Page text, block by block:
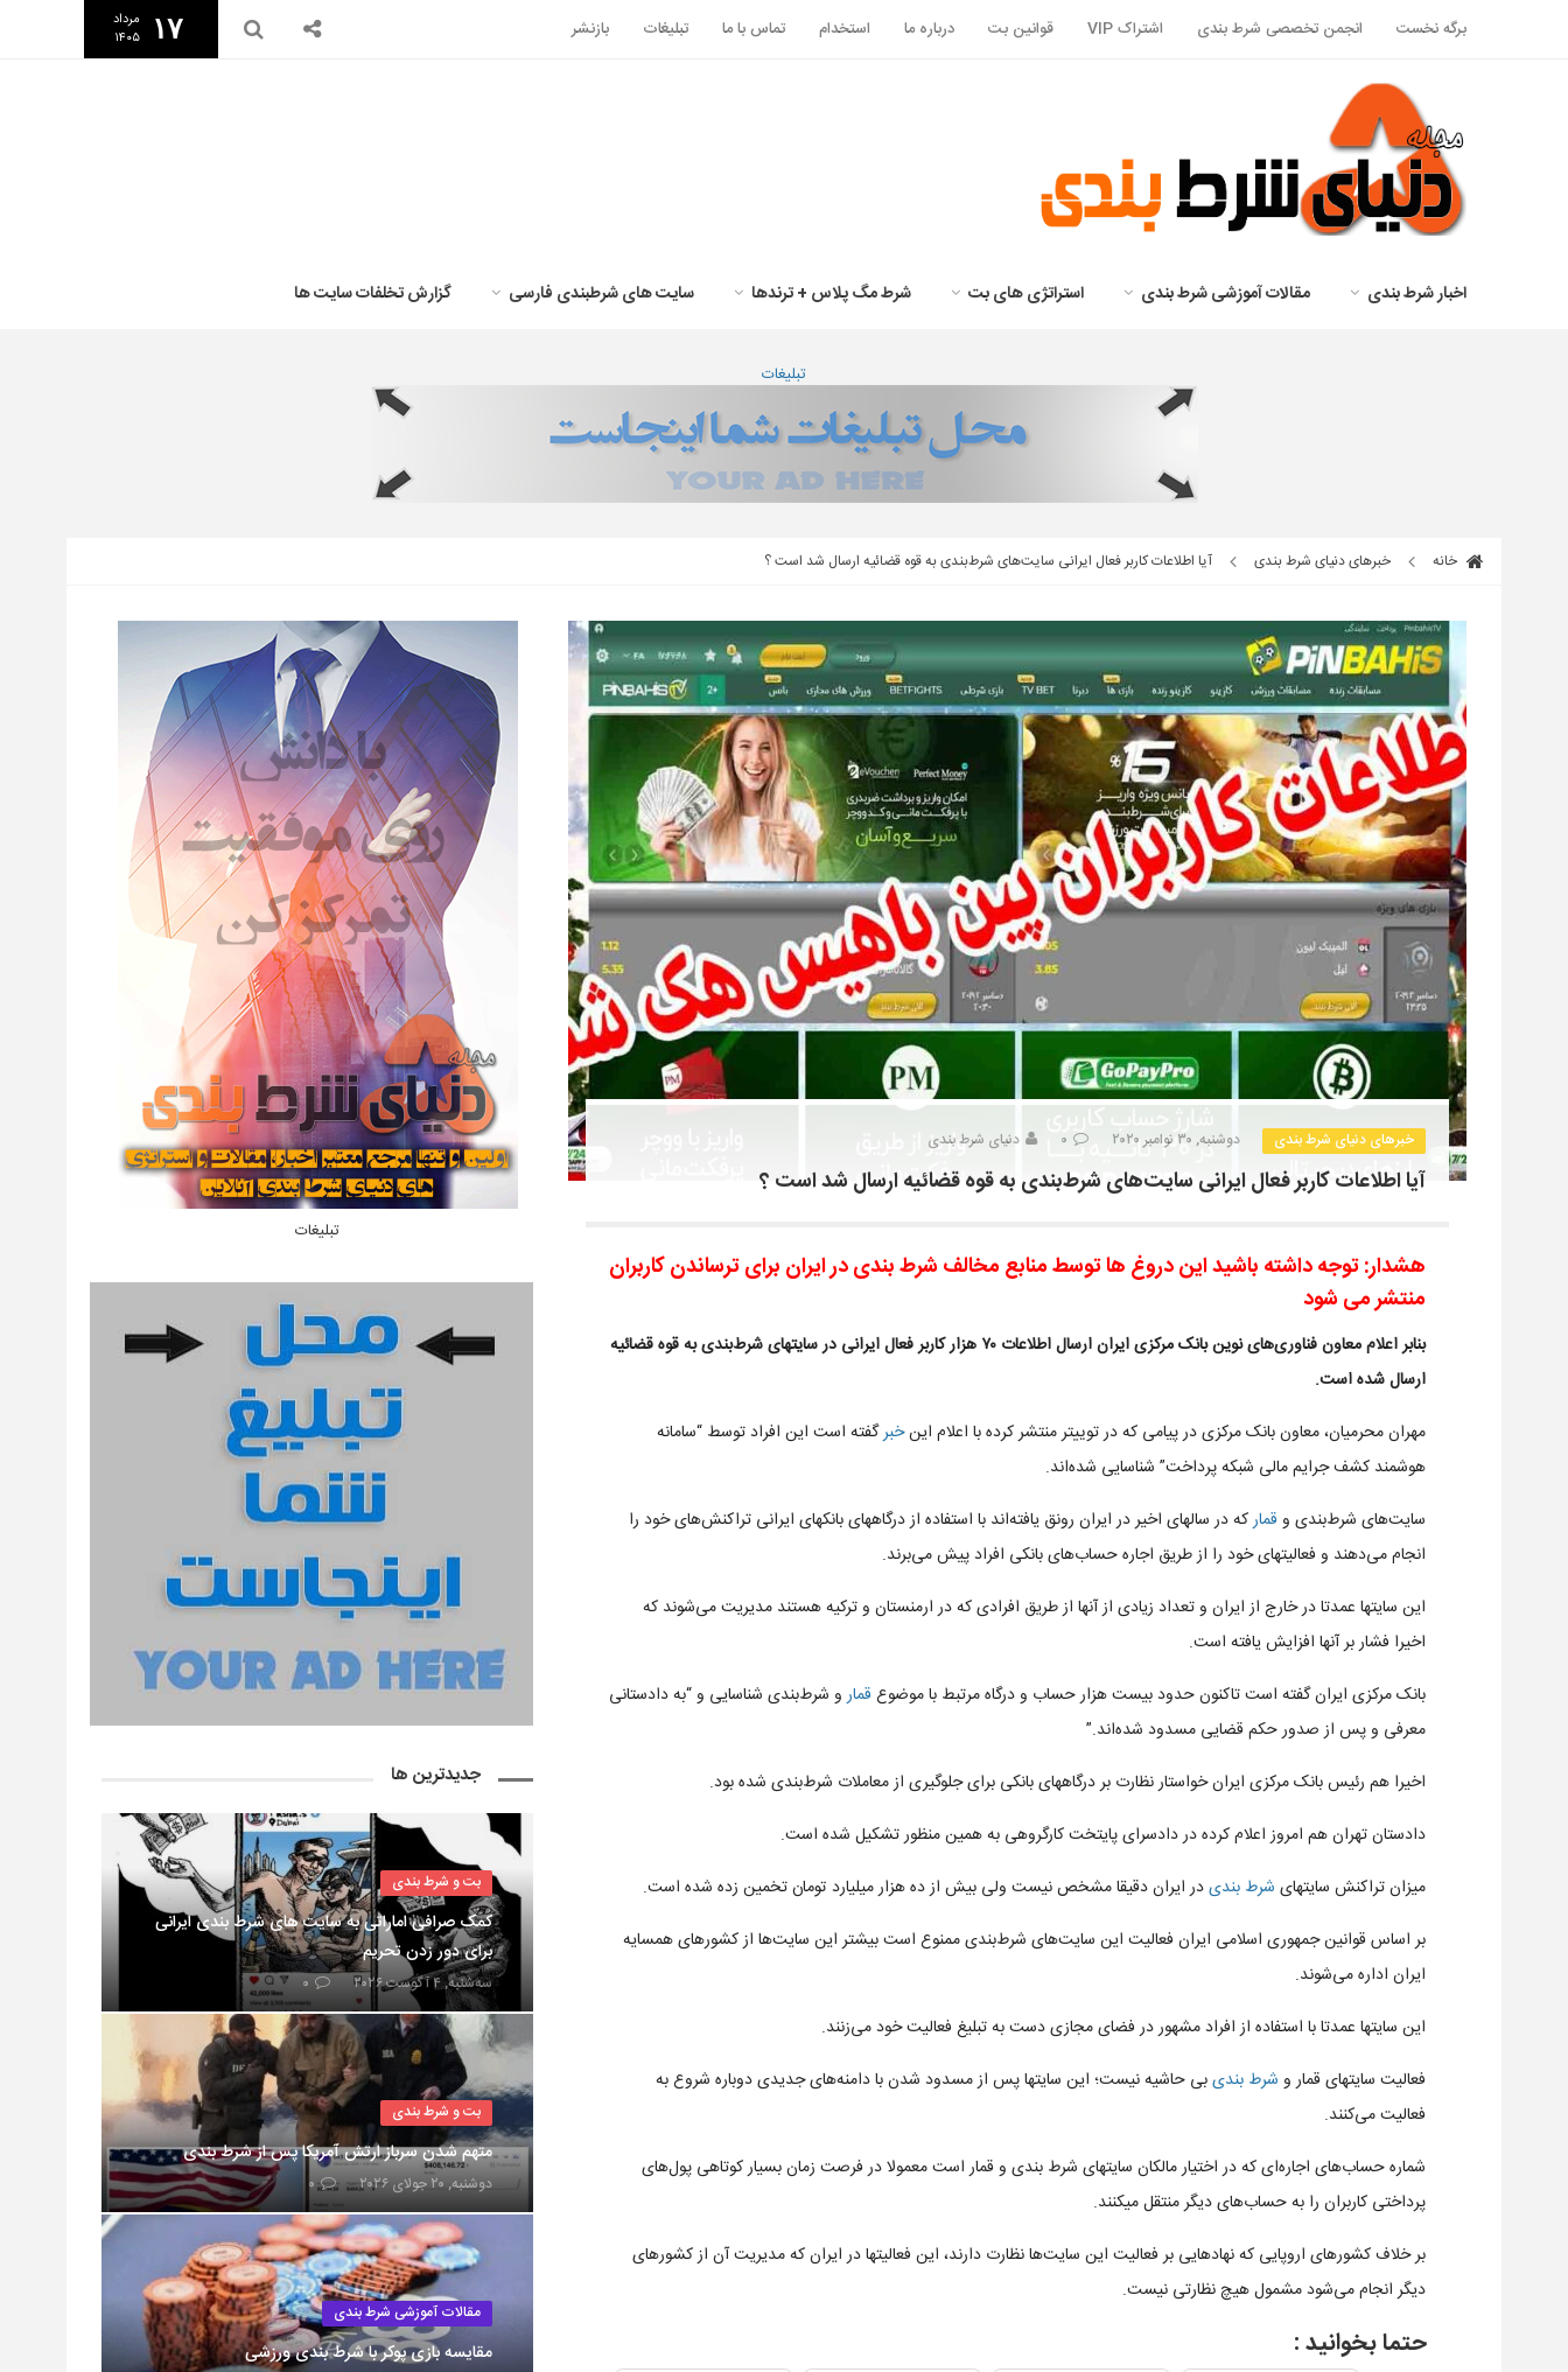
برگه نخست انجمن تخصصی شرط بندی اشتراک VIP قوانین بت درباره ما استخدام تماس با ما تبلیغات بازنشر ۱۷
مرداد
۱۴۰۵
اخبار شرط بندی مقالات آموزشی شرط بندی استراتژی های بت شرط مگ پلاس + ترندها سایت های شرطبندی فارسی گزارش تخلفات سایت ها
تبلیغات
خانه خبرهای دنیای شرط بندی آیا اطلاعات کاربر فعال ایرانی سایت‌های شرط‌بندی به قوه قضائیه ارسال شد است ؟
خبرهای دنیای شرط بندی دوشنبه, ۳۰ نوامبر ۲۰۲۰ ۰ دنیای شرط بندی
آیا اطلاعات کاربر فعال ایرانی سایت‌های شرط‌بندی به قوه قضائیه ارسال شد است ؟
هشدار: توجه داشته باشید این دروغ ها توسط منابع مخالف شرط بندی در ایران برای ترساندن کاربران
منتشر می شود
بنابر اعلام معاون فناوری‌های نوین بانک مرکزی ایران ارسال اطلاعات ۷۰ هزار کاربر فعال ایرانی در سایتهای شرط‌بندی به قوه قضائیه
ارسال شده است.
مهران محرمیان، معاون بانک مرکزی در پیامی که در توییتر منتشر کرده با اعلام اینخبرگفته است این افراد توسط “سامانه
هوشمند کشف جرایم مالی شبکه پرداخت” شناسایی شده‌اند.
سایت‌های شرط‌بندی و قمارکه در سالهای اخیر در ایران رونق یافته‌اند با استفاده از درگاههای بانکهای ایرانی تراکنش‌های خود را
انجام می‌دهند و فعالیتهای خود را از طریق اجاره حساب‌های بانکی افراد پیش می‌برند.
این سایتها عمدتا در خارج از ایران و تعداد زیادی از آنها از طریق افرادی که در ارمنستان و ترکیه هستند مدیریت می‌شوند که
اخیرا فشار بر آنها افزایش یافته است.
بانک مرکزی ایران گفته است تاکنون حدود بیست هزار حساب و درگاه مرتبط با موضوع قمار و شرط‌بندی شناسایی و “به دادستانی
معرفی و پس از صدور حکم قضایی مسدود شده‌اند.”
اخیرا هم رئیس بانک مرکزی ایران خواستار نظارت بر درگاههای بانکی برای جلوگیری از معاملات شرط‌بندی شده بود.
دادستان تهران هم امروز اعلام کرده در دادسرای پایتخت کارگروهی به همین منظور تشکیل شده است.
میزان تراکنش سایتهای شرط بندیدر ایران دقیقا مشخص نیست ولی بیش از ده هزار میلیارد تومان تخمین زده شده است.
بر اساس قوانین جمهوری اسلامی ایران فعالیت این سایت‌های شرط‌بندی ممنوع است بیشتر این سایت‌ها از کشورهای همسایه
ایران اداره می‌شوند.
این سایتها عمدتا با استفاده از افراد مشهور در فضای مجازی دست به تبلیغ فعالیت خود می‌زنند.
فعالیت سایتهای قمار و شرط بندیبی حاشیه نیست؛ این سایتها پس از مسدود شدن با دامنه‌های جدیدی دوباره شروع به
فعالیت می‌کنند.
شماره حساب‌های اجاره‌ای که در اختیار مالکان سایتهای شرط بندی و قمار است معمولا در فرصت زمان بسیار کوتاهی پول‌های
پرداختی کاربران را به حساب‌های دیگر منتقل میکنند.
بر خلاف کشورهای اروپایی که نهادهایی بر فعالیت این سایت‌ها نظارت دارند، این فعالیتها در ایران که مدیریت آن از کشورهای
دیگر انجام می‌شود مشمول هیچ نظارتی نیست.
حتما بخوانید :
تبلیغات
جدیدترین ها
بت و شرط بندی
کمک صرافی اماراتی به سایت های شرط بندی ایرانی
برای دور زدن تحریم
سه‌شنبه, ۴ آگوست ۲۰۲۶ ۰
بت و شرط بندی
متهم شدن سرباز ارتش آمریکا پس از شرط بندی
دوشنبه, ۲۰ جولای ۲۰۲۶ ۰
مقالات آموزشی شرط بندی
مقایسه بازی پوکر با شرط بندی ورزشی